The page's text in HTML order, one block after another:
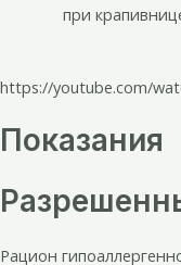
при
https://youtube.com/
Показания
Рацион